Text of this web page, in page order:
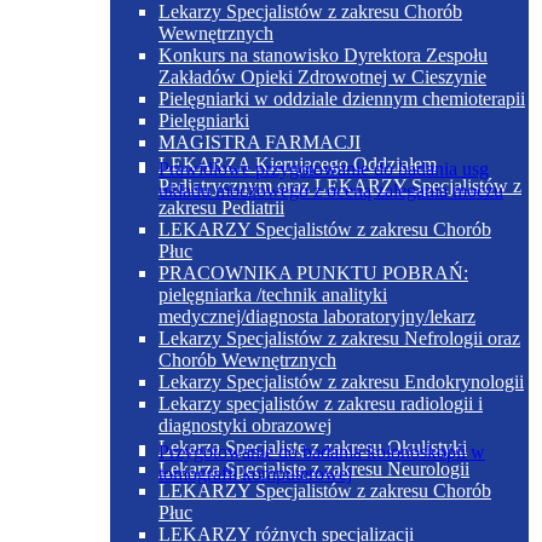
Lekarzy Specjalistów z zakresu Chorób
Wewnętrznych
Konkurs na stanowisko Dyrektora Zespołu
Zakładów Opieki Zdrowotnej w Cieszynie
Pielęgniarki w oddziale dziennym chemioterapii
Pielęgniarki
MAGISTRA FARMACJI
LEKARZA Kierującego Oddziałem
Pediatrycznym oraz LEKARZY Specjalistów z
zakresu Pediatrii
LEKARZY Specjalistów z zakresu Chorób
Płuc
PRACOWNIKA PUNKTU POBRAŃ:
pielęgniarka /technik analityki
medycznej/diagnosta laboratoryjny/lekarz
Lekarzy Specjalistów z zakresu Nefrologii oraz
Chorób Wewnętrznych
Lekarzy Specjalistów z zakresu Endokrynologii
Lekarzy specjalistów z zakresu radiologii i
diagnostyki obrazowej
Lekarza Specjalistę z zakresu Okulistyki
Lekarza Specjalistę z zakresu Neurologii
LEKARZY Specjalistów z zakresu Chorób
Płuc
LEKARZY różnych specjalizacji
Prawidłowe przygotowanie do badania usg
układu moczowego z oceną zalegania moczu
Przygotowanie do badania kolonoskopii w
tomografii komputerowej